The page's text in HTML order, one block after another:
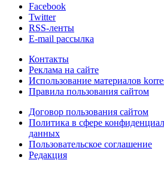
Facebook
Twitter
RSS-ленты
E-mail рассылка
Контакты
Реклама на сайте
Использование материалов
Правила пользования сайтом
Договор пользования сайтом
Политика в сфере
данных
Пользовательское соглашение
Редакция